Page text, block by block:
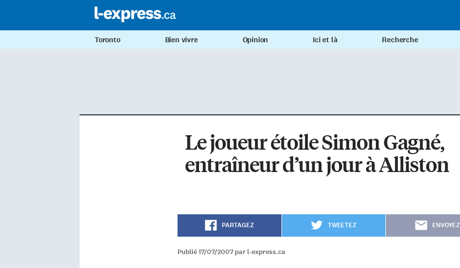
Toronto Bien vivre Opinion Ici et là Recherche
Le joueur étoile Simon Gagné,
entraîneur d’un jour à Alliston
PARTAGEZ TWEETEZ ENVOYEZ
Publié 17/07/2007 par l-express.ca